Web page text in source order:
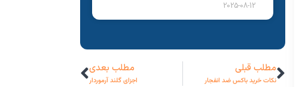
2025-08-12
مطلب قبلی
نکات خرید باکس ضد انفجار
مطلب بعدی
اجزای گلند آرموردار